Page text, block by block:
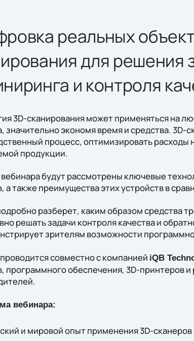
реальных
для решения
и контроля
3D-сканирования может применяться на
значительно экономя время и средства.
процесс, оптимизировать расходы
продукции.
будут рассмотрены ключевые
а также преимущества этих устройств в
разберет, каким образом средства
решать задачи контроля качества и
зрителям возможности
совместно с компанией iQB
программного обеспечения, 3D-принтеров
вебинара:
и мировой опыт применения 3D-сканеров